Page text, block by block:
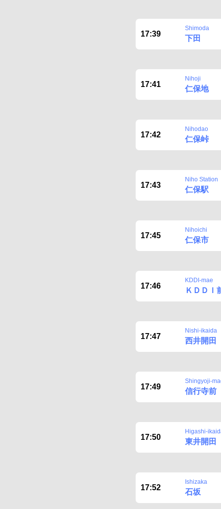
17:39
Shimoda
下田
17:41
Nihoji
仁保地
17:42
Nihodao
仁保峠
17:43
Niho Station
仁保駅
17:45
Nihoichi
仁保市
17:46
KDDI-mae
ＫＤＤＩ
17:47
Nishi-ikaida
西井開田
17:49
Shingyoji-
信行寺前
17:50
Higashi-
東井開田
17:52
Ishizaka
石坂